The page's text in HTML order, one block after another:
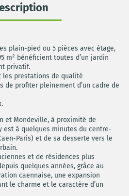
plain-pied ou 5 pièces avec étage,
m² bénéficient toutes d’un jardin
privatif.
les prestations de qualité
de profiter pleinement d’un cadre de
et Mondeville, à proximité de
est à quelques minutes du centre-
Paris) et de sa desserte vers le
et de résidences plus
quelques années, grâce au
caennaise, une expansion
le charme et le caractère d’un